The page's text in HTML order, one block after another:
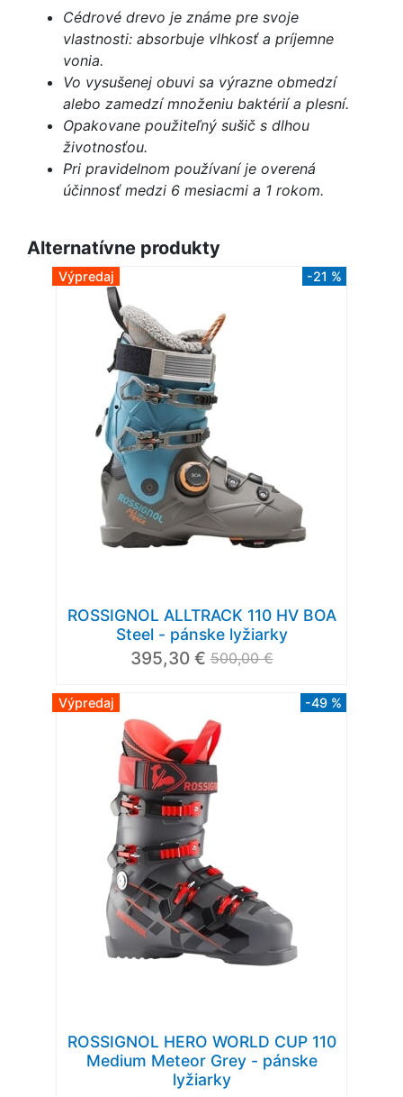
Cédrové drevo je známe pre svoje
vlastnosti: absorbuje vlhkosť a príjemne
vonia.
Vo vysušenej obuvi sa výrazne obmedzí
alebo zamedzí množeniu baktérií a plesní.
Opakovane použiteľný sušič s dlhou
životnosťou.
Pri pravidelnom používaní je overená
účinnosť medzi 6 mesiacmi a 1 rokom.
Alternatívne produkty
Výpredaj -21 %
ROSSIGNOL ALLTRACK 110 HV BOA
Steel - pánske lyžiarky
395,30 € 500,00 €
Výpredaj -49 %
ROSSIGNOL HERO WORLD CUP 110
Medium Meteor Grey - pánske
lyžiarky